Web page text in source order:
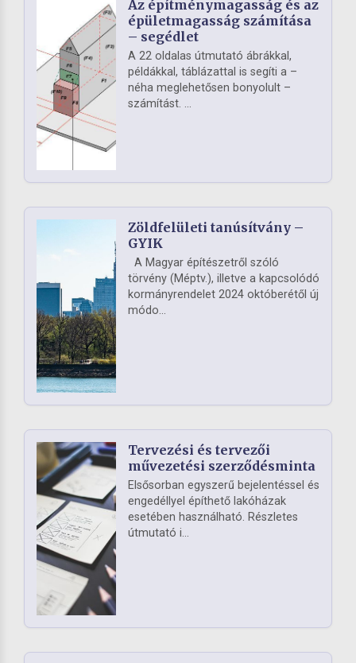
Az építménymagasság és az
épületmagasság számítása
– segédlet
A 22 oldalas útmutató ábrákkal,
példákkal, táblázattal is segíti a –
néha meglehetősen bonyolult –
számítást. ...
Zöldfelületi tanúsítvány –
GYIK
A Magyar építészetről szóló
törvény (Méptv.), illetve a kapcsolódó
kormányrendelet 2024 októberétől új
módo...
Tervezési és tervezői
művezetési szerződésminta
Elsősorban egyszerű bejelentéssel és
engedéllyel építhető lakóházak
esetében használható. Részletes
útmutató i...